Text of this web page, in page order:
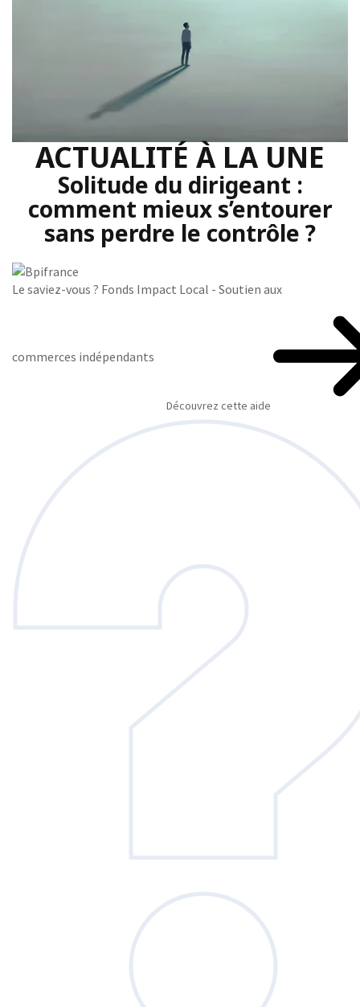
ACTUALITÉ À LA UNE
Solitude du dirigeant :
comment mieux s’entourer
sans perdre le contrôle ?
Le saviez-vous ? Fonds Impact Local - Soutien aux
commerces indépendants
Découvrez cette aide